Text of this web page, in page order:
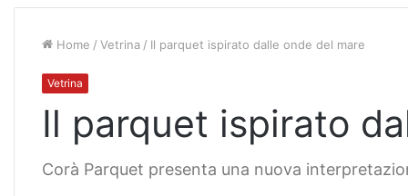
Home / Vetrina / Il parquet ispirato dalle onde del mare
Vetrina
Il parquet ispirato
Corà Parquet presenta una nuova